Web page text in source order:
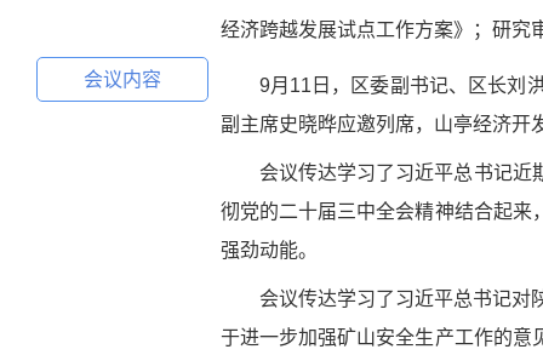
经济跨越发展试点工作方案》；研究
会议内容
9月11日，区委副书记、区长刘
副主席史晓晔应邀列席，山亭经济开
会议传达学习了习近平总书记近
彻党的二十届三中全会精神结合起
强劲动能。
会议传达学习了习近平总书记对
于进一步加强矿山安全生产工作的